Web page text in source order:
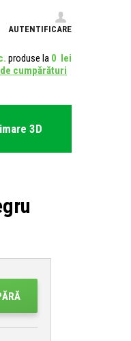
AUTENTIFICARE
produse la 0 lei
cumpărături
3D